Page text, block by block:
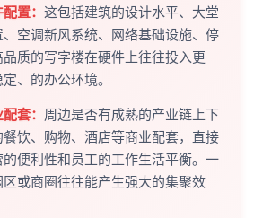
置： 这包括建筑的设计水平、大堂
空调新风系统、网络基础设施、停
质的写字楼在硬件上往往投入更
、的办公环境。
套： 周边是否有成熟的产业链上下
饮、购物、酒店等商业配套，直接
便利性和员工的工作生活平衡。一
或商圈往往能产生强大的集聚效